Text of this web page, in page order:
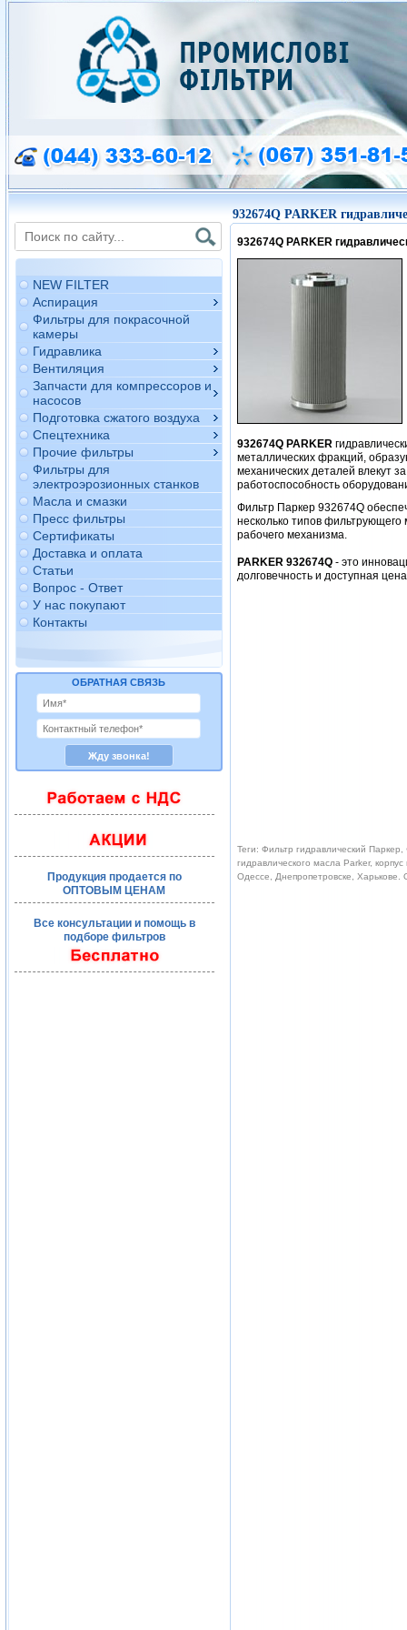
NEW FILTER
Аспирация
Фильтры для покрасочной
камеры
Гидравлика
Вентиляция
Запчасти для компрессоров и
насосов
Подготовка сжатого воздуха
Спецтехника
Прочие фильтры
Фильтры для
электроэрозионных станков
Масла и смазки
Пресс фильтры
Сертификаты
Доставка и оплата
Статьи
Вопрос - Ответ
У нас покупают
Контакты
ОБРАТНАЯ СВЯЗЬ
Продукция продается по
ОПТОВЫМ ЦЕНАМ
Все консультации и помощь в
подборе фильтров
932674Q PARKER
932674Q PARKER
932674Q PARKER
металлических фракций,
механических деталей влекут
работоспособность
Фильтр Паркер 932674Q
несколько типов фильтрующего
рабочего механизма.
PARKER 932674Q- это
долговечность и доступная
Теги: Фильтр гидравлический
гидравлического масла Parker,
Одессе, Днепропетровске,